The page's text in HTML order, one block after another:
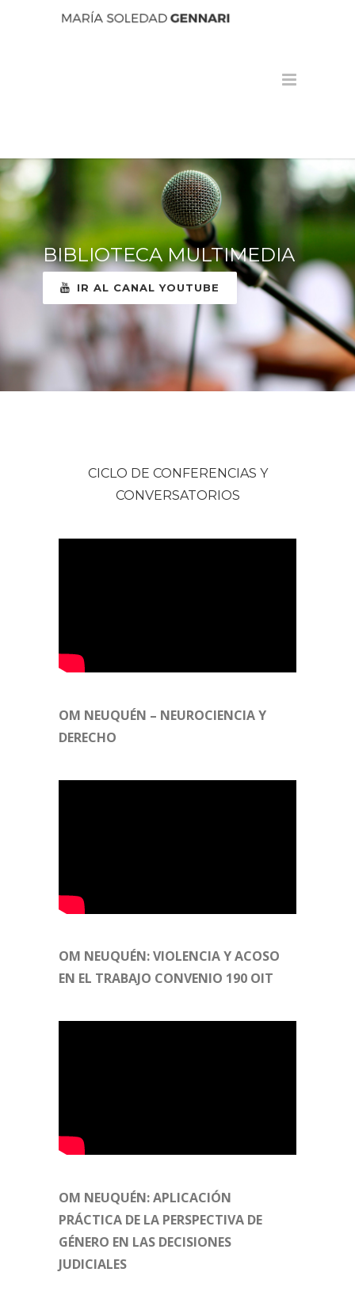
BIBLIOTECA MULTIMEDIA
IR AL CANAL YOUTUBE
CICLO DE CONFERENCIAS Y
CONVERSATORIOS
OM NEUQUÉN – NEUROCIENCIA Y
DERECHO
OM NEUQUÉN: VIOLENCIA Y ACOSO
EN EL TRABAJO CONVENIO 190 OIT
OM NEUQUÉN: APLICACIÓN
PRÁCTICA DE LA PERSPECTIVA DE
GÉNERO EN LAS DECISIONES
JUDICIALES